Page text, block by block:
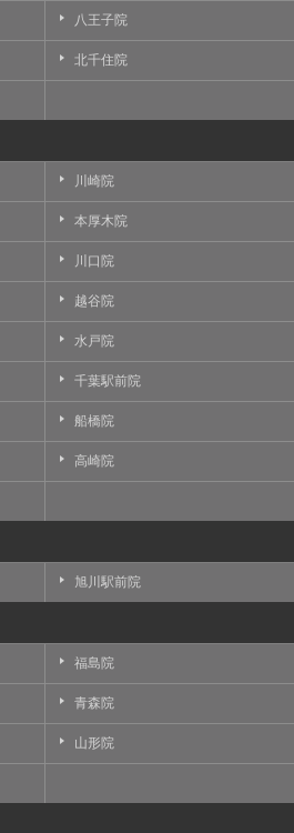
八王子院
北千住院
川崎院
本厚木院
川口院
越谷院
水戸院
千葉駅前院
船橋院
高崎院
旭川駅前院
福島院
青森院
山形院